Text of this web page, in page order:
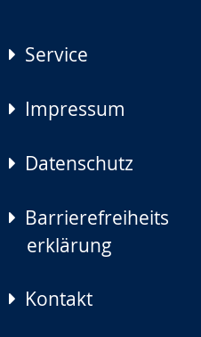
Service
Impressum
Datenschutz
Barrierefreiheits
erklärung
Kontakt